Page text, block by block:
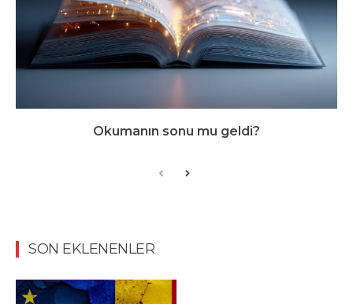
Okumanın sonu mu geldi?
SON EKLENENLER